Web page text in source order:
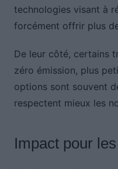
technologies visant à
forcément offrir plus
De leur côté, certains
zéro émission, plus
options sont souvent
respectent mieux les
Impact pour